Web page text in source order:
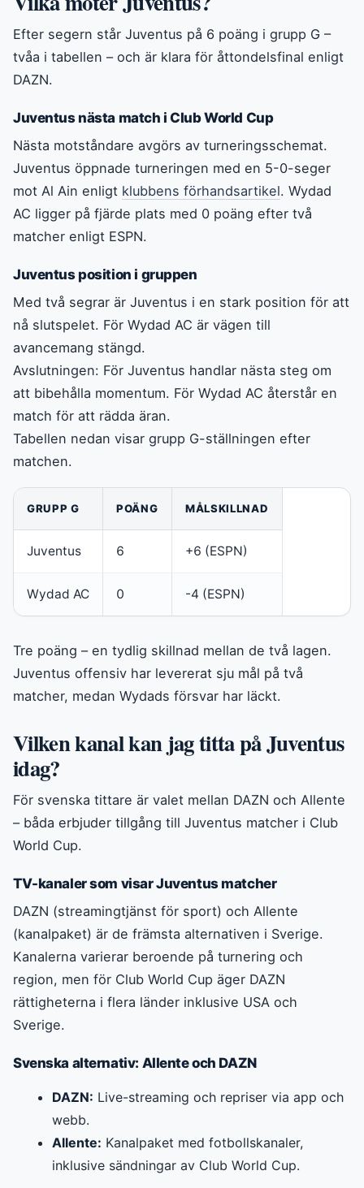
Efter segern står Juventus på 6 poäng i grupp G –
tvåa i tabellen – och är klara för åttondelsfinal enligt
DAZN.
Juventus nästa match i Club World Cup
Nästa motståndare avgörs av turneringsschemat.
Juventus öppnade turneringen med en 5-0-seger
mot Al Ain enligt klubbens förhandsartikel. Wydad
AC ligger på fjärde plats med 0 poäng efter två
matcher enligt ESPN.
Juventus position i gruppen
Med två segrar är Juventus i en stark position för att
nå slutspelet. För Wydad AC är vägen till
avancemang stängd.
Avslutningen: För Juventus handlar nästa steg om
att bibehålla momentum. För Wydad AC återstår en
match för att rädda äran.
Tabellen nedan visar grupp G-ställningen efter
matchen.
GRUPP G POÄNG MÅLSKILLNAD
Juventus 6 +6 (ESPN)
Wydad AC 0 -4 (ESPN)
Tre poäng – en tydlig skillnad mellan de två lagen.
Juventus offensiv har levererat sju mål på två
matcher, medan Wydads försvar har läckt.
Vilken kanal kan jag titta på Juventus
idag?
För svenska tittare är valet mellan DAZN och Allente
– båda erbjuder tillgång till Juventus matcher i Club
World Cup.
TV-kanaler som visar Juventus matcher
DAZN (streamingtjänst för sport) och Allente
(kanalpaket) är de främsta alternativen i Sverige.
Kanalerna varierar beroende på turnering och
region, men för Club World Cup äger DAZN
rättigheterna i flera länder inklusive USA och
Sverige.
Svenska alternativ: Allente och DAZN
DAZN: Live-streaming och repriser via app och
webb.
Allente: Kanalpaket med fotbollskanaler,
inklusive sändningar av Club World Cup.